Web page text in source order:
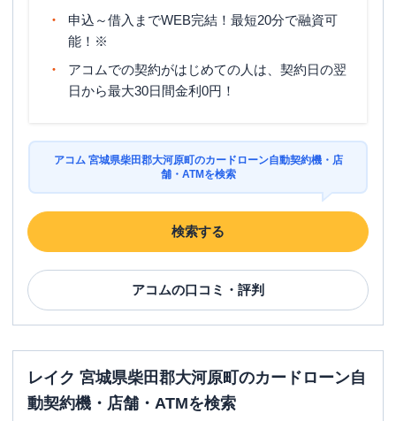
申込～借入までWEB完結！最短20分で融資可
能！※
アコムでの契約がはじめての人は、契約日の翌
日から最大30日間金利0円！
アコム 宮城県柴田郡大河原町のカードローン自動契約機・店
舗・ATMを検索
検索する
アコムの口コミ・評判
レイク 宮城県柴田郡大河原町のカードローン自
動契約機・店舗・ATMを検索